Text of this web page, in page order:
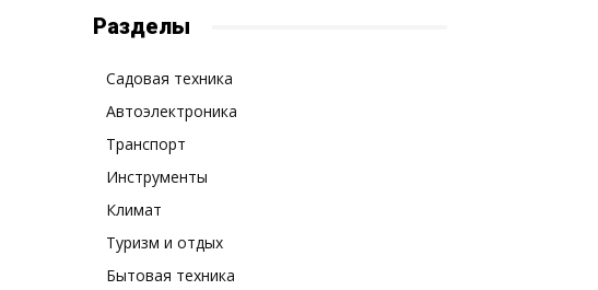
Разделы
Садовая техника
Автоэлектроника
Транспорт
Инструменты
Климат
Туризм и отдых
Бытовая техника